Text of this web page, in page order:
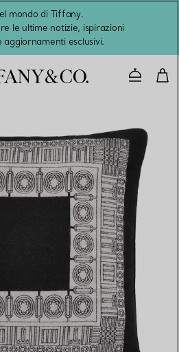
mondo di Tiffany.
le ultime notizie, ispirazioni
aggiornamenti esclusivi.